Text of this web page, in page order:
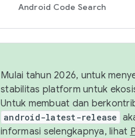
Android Code Search
Mulai tahun 2026, untuk
stabilitas platform untuk
Untuk membuat dan
android-latest-release
informasi selengkapnya, lihat